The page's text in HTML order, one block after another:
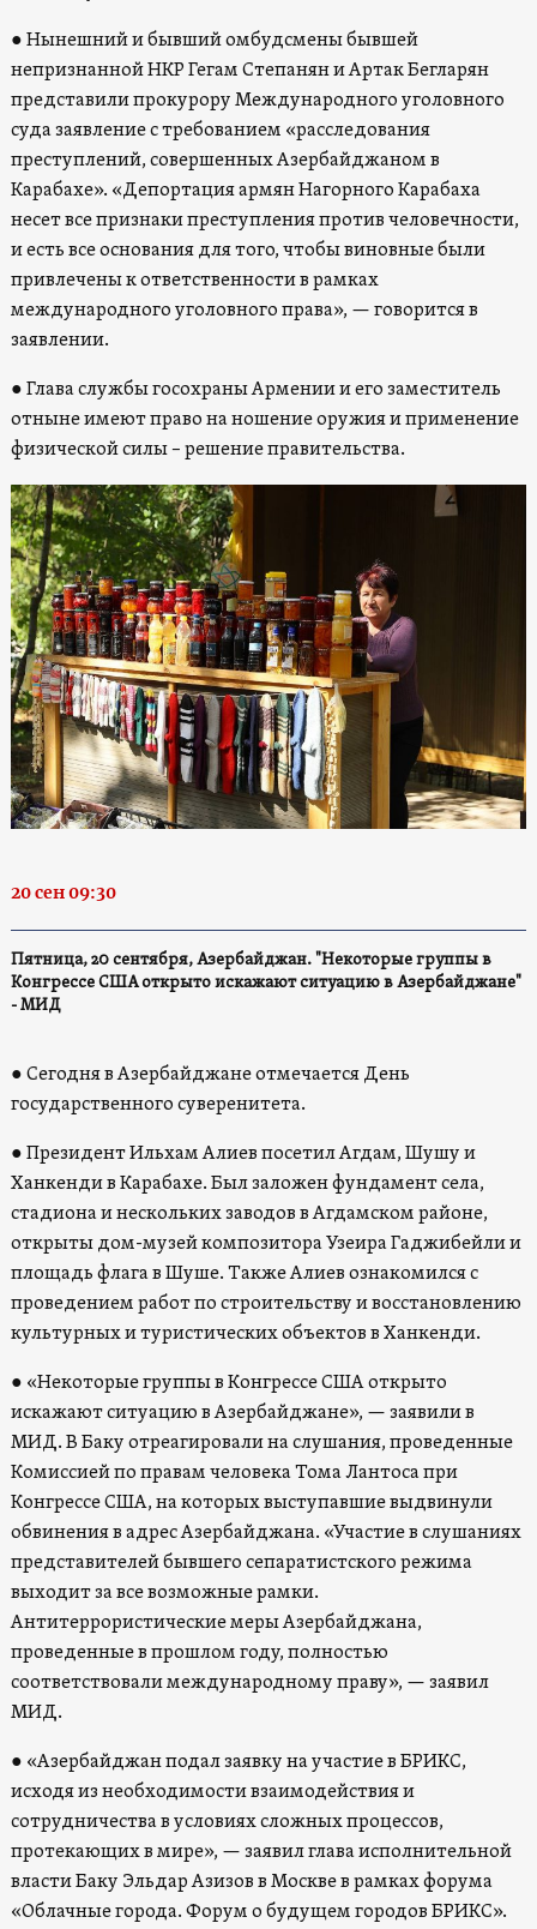
● Нынешний и бывший омбудсмены бывшей
непризнанной НКР Гегам Степанян и Артак Бегларян
представили прокурору Международного уголовного
суда заявление с требованием «расследования
преступлений, совершенных Азербайджаном в
Карабахе». «Депортация армян Нагорного Карабаха
несет все признаки преступления против человечности,
и есть все основания для того, чтобы виновные были
привлечены к ответственности в рамках
международного уголовного права», — говорится в
заявлении.
● Глава службы госохраны Армении и его заместитель
отныне имеют право на ношение оружия и применение
физической силы – решение правительства.
20 сен 09:30
Пятница, 20 сентября, Азербайджан. "Некоторые группы в
Конгрессе США открыто искажают ситуацию в Азербайджане"
- МИД
● Сегодня в Азербайджане отмечается День
государственного суверенитета.
● Президент Ильхам Алиев посетил Агдам, Шушу и
Ханкенди в Карабахе. Был заложен фундамент села,
стадиона и нескольких заводов в Агдамском районе,
открыты дом-музей композитора Узеира Гаджибейли и
площадь флага в Шуше. Также Алиев ознакомился с
проведением работ по строительству и восстановлению
культурных и туристических объектов в Ханкенди.
● «Некоторые группы в Конгрессе США открыто
искажают ситуацию в Азербайджане», — заявили в
МИД. В Баку отреагировали на слушания, проведенные
Комиссией по правам человека Тома Лантоса при
Конгрессе США, на которых выступавшие выдвинули
обвинения в адрес Азербайджана. «Участие в слушаниях
представителей бывшего сепаратистского режима
выходит за все возможные рамки.
Антитеррористические меры Азербайджана,
проведенные в прошлом году, полностью
соответствовали международному праву», — заявил
МИД.
● «Азербайджан подал заявку на участие в БРИКС,
исходя из необходимости взаимодействия и
сотрудничества в условиях сложных процессов,
протекающих в мире», — заявил глава исполнительной
власти Баку Эльдар Азизов в Москве в рамках форума
«Облачные города. Форум о будущем городов БРИКС».